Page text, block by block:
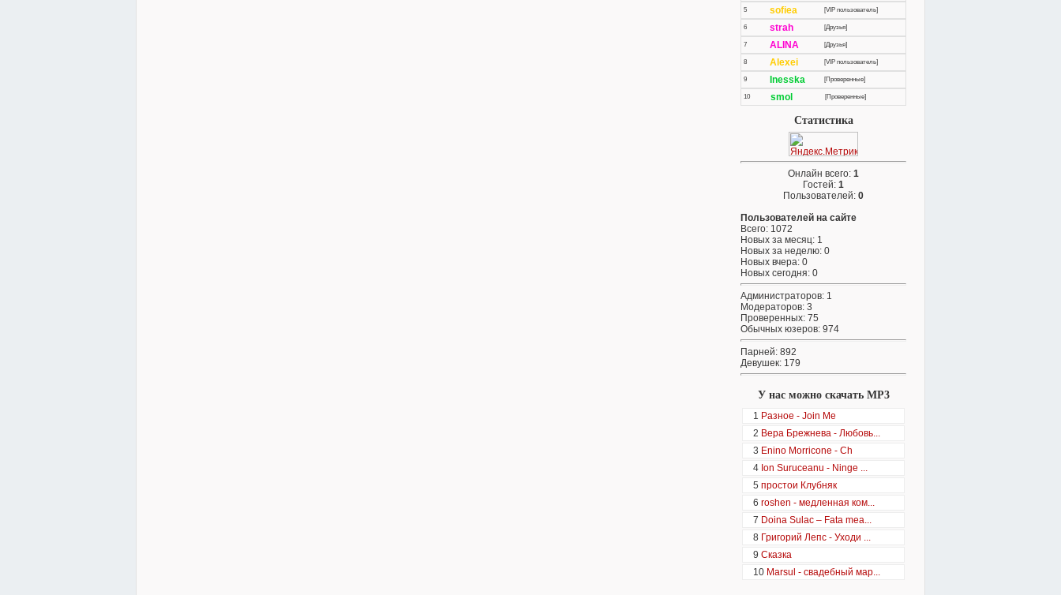
5 sofiea [VIP пользователь]
6 strah [Друзья]
7 ALINA [Друзья]
8 Alexei [VIP пользователь]
9 Inesska [Проверенные]
10 smol [Проверенные]
Статистика
Онлайн всего: 1
Гостей: 1
Пользователей: 0
Пользователей на сайте
Всего: 1072
Новых за месяц: 1
Новых за неделю: 0
Новых вчера: 0
Новых сегодня: 0
Администраторов: 1
Модераторов: 3
Проверенных: 75
Обычных юзеров: 974
Парней: 892
Девушек: 179
У нас можно скачать MP3
1 Разное - Join Me
2 Вера Брежнева - Любовь...
3 Enino Morricone - Ch
4 Ion Suruceanu - Ninge ...
5 простои Клубняк
6 roshen - медленная ком...
7 Doina Sulac – Fata mea...
8 Григорий Лепс - Уходи ...
9 Сказка
10 Marsul - свадебный мар...